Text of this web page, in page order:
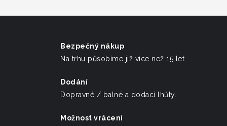
Bezpečný nákup
Na trhu působíme již více než 15 let
Dodání
Dopravné / balné a dodací lhůty.
Možnost vrácení